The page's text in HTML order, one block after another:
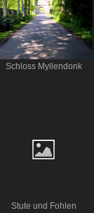
Schloss Myllendonk
Stute und Fohlen